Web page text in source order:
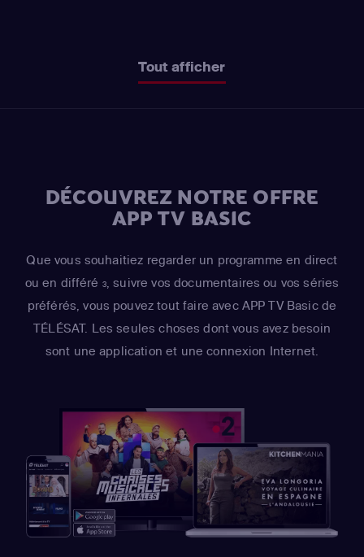
Tout afficher
DÉCOUVREZ NOTRE OFFRE
APP TV BASIC
Que vous souhaitiez regarder un programme en direct
ou en différé 3, suivre vos documentaires ou vos séries
préférés, vous pouvez tout faire avec APP TV Basic de
TÉLÉSAT. Les seules choses dont vous avez besoin
sont une application et une connexion Internet.